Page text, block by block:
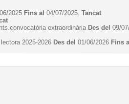
2025 Fins al 04/07/2025.Tancat
extraordinària Des del 09/
2025-2026 Des del 01/06/2026 Fins